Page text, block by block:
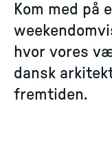
Kom med på
hvor vores
dansk
fremtiden.